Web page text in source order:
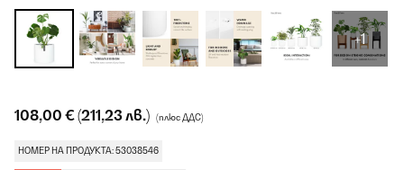
+1
108,00 €(211,23 лв.) (плюс ДДС)
НОМЕР НА ПРОДУКТА: 53038546